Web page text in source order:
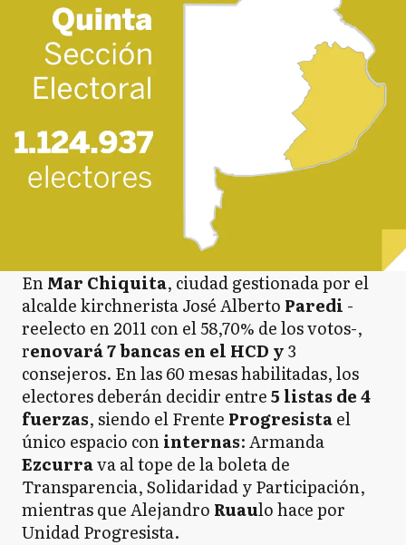
EnMar Chiquita, ciudad gestionada por el
alcalde kirchnerista José Alberto Paredi -
reelecto en 2011 con el 58,70% de los votos-,
renovará 7 bancas en el HCD y3
consejeros. En las 60 mesas habilitadas, los
electores deberán decidir entre5 listas de 4
fuerzas, siendo el Frente Progresistael
único espacio coninternas: Armanda
Ezcurrava al tope de la boleta de
Transparencia, Solidaridad y Participación,
mientras que Alejandro Ruaulo hace por
Unidad Progresista.